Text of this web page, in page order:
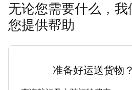
无论您需要什么，
您提供帮助
准备好运送货物？